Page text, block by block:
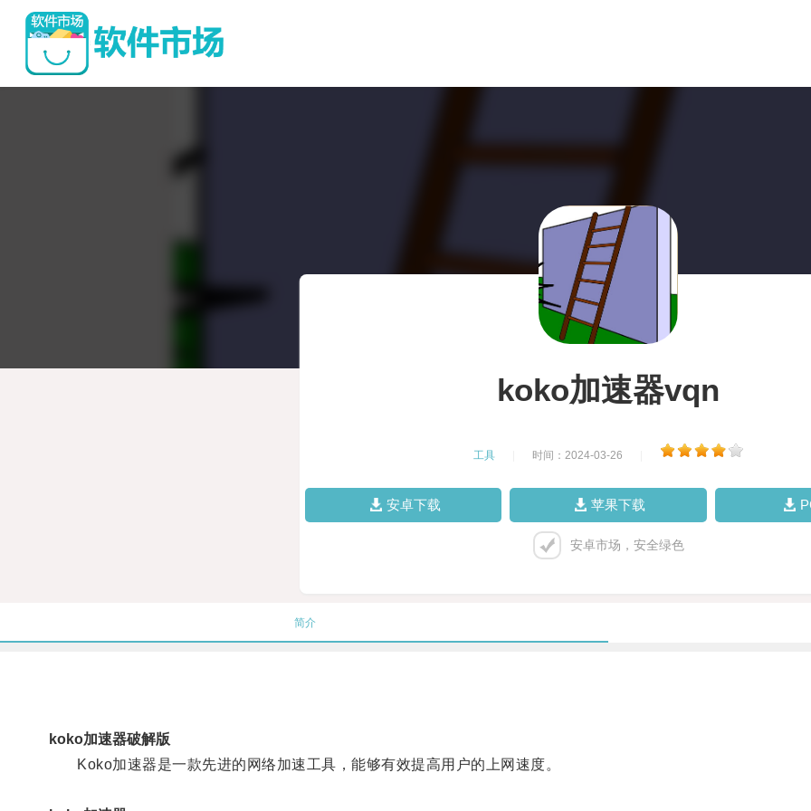
koko加速器vqn
工具 时间：2024-03-26
安卓下载 苹果下载
安卓市场，安全绿色
简介
koko加速器破解版
Koko加速器是一款先进的网络加速工具，能够有效提高用户的上网速度。